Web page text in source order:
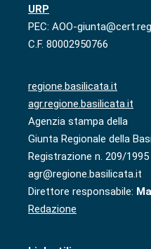
URP
PEC: AOO-
C.F. 80002950766
regione.basilicata.it
agr.regione.basilicata.it
Agenzia stampa della
Giunta Regionale della
Registrazione n. 209/
agr@regione.basilicata.it
Direttore responsabile:
Redazione